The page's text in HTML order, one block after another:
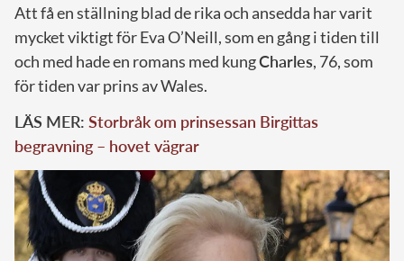
Att få en ställning blad de rika och ansedda har varit
mycket viktigt för Eva O’Neill, som en gång i tiden till
och med hade en romans med kungCharles, 76, som
för tiden var prins av Wales.
LÄS MER: Storbråk om prinsessan Birgittas
begravning – hovet vägrar